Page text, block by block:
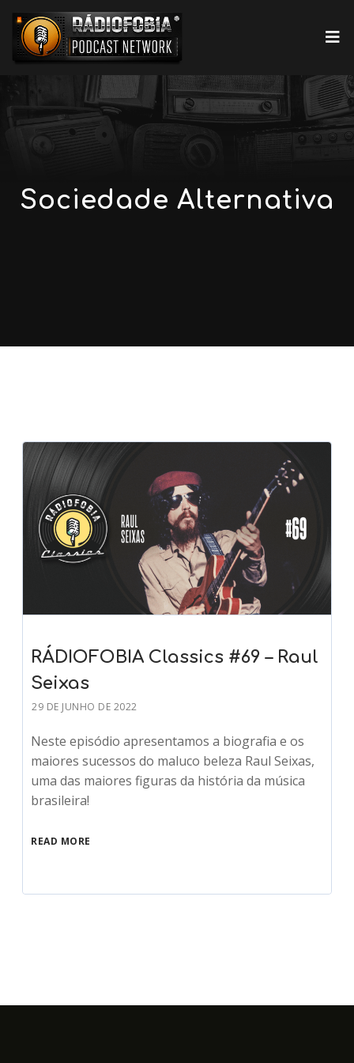
Sociedade Alternativa
RÁDIOFOBIA Classics #69 – Raul
Seixas
29 DE JUNHO DE 2022
Neste episódio apresentamos a biografia e os
maiores sucessos do maluco beleza Raul Seixas,
uma das maiores figuras da história da música
brasileira!
READ MORE